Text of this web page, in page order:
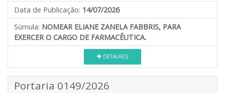
Data de Publicação: 14/07/2026
Súmula: NOMEAR ELIANE ZANELA FABBRIS, PARA
EXERCER O CARGO DE FARMACÊUTICA.
DETALHES
Portaria 0149/2026